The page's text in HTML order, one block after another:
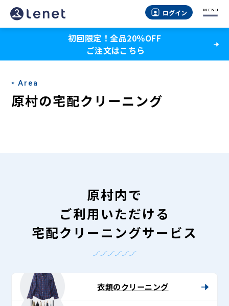
原
村
宅
配
ク
Lenet〈リ
ログイン MENU
初回限定！全品20％OFF
ご注文はこちら
Area
原村の宅配クリーニング
原村内で
ご利用いただける
宅配クリーニングサービス
衣類のクリーニング